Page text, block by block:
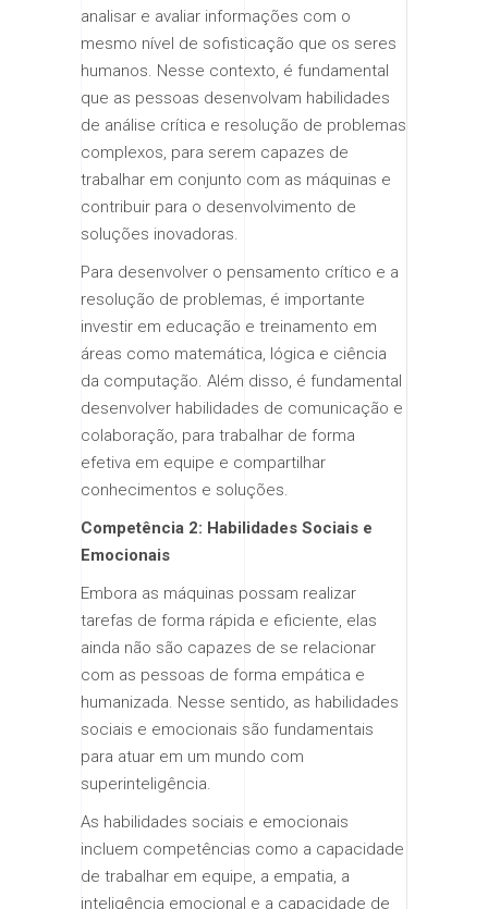
analisar e avaliar informações com o
mesmo nível de sofisticação que os seres
humanos. Nesse contexto, é fundamental
que as pessoas desenvolvam habilidades
de análise crítica e resolução de problemas
complexos, para serem capazes de
trabalhar em conjunto com as máquinas e
contribuir para o desenvolvimento de
soluções inovadoras.
Para desenvolver o pensamento crítico e a
resolução de problemas, é importante
investir em educação e treinamento em
áreas como matemática, lógica e ciência
da computação. Além disso, é fundamental
desenvolver habilidades de comunicação e
colaboração, para trabalhar de forma
efetiva em equipe e compartilhar
conhecimentos e soluções.
Competência 2: Habilidades Sociais e
Emocionais
Embora as máquinas possam realizar
tarefas de forma rápida e eficiente, elas
ainda não são capazes de se relacionar
com as pessoas de forma empática e
humanizada. Nesse sentido, as habilidades
sociais e emocionais são fundamentais
para atuar em um mundo com
superinteligência.
As habilidades sociais e emocionais
incluem competências como a capacidade
de trabalhar em equipe, a empatia, a
inteligência emocional e a capacidade de